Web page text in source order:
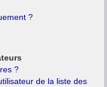
?
?
de la liste des